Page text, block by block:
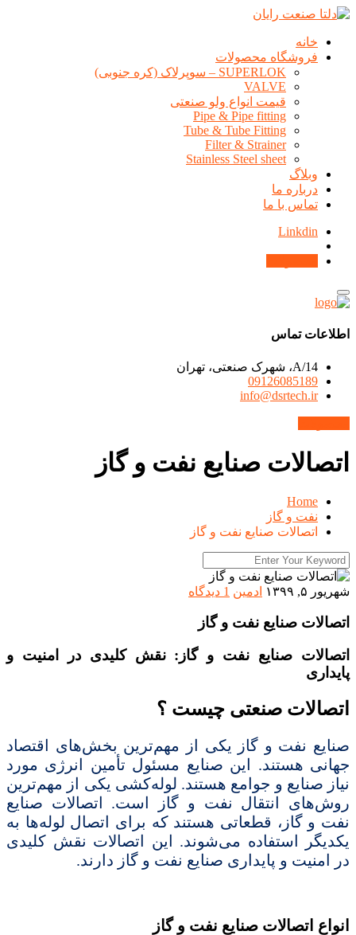
خانه
فروشگاه محصولات
SUPERLOK – سوپرلاک (کره جنوبی)
VALVE
قیمت انواع ولو صنعتی
Pipe & Pipe fitting
Tube & Tube Fitting
Filter & Strainer
Stainless Steel sheet
وبلاگ
درباره ما
تماس با ما
Linkdin
اطلاعات تماس
14/A، شهرک صنعتی، تهران
09126085189
info@dsrtech.ir
اتصالات صنایع نفت و گاز
Home
نفت و گاز
اتصالات صنایع نفت و گاز
شهریور ۵, ۱۳۹۹ ادمین 1 دیدگاه
اتصالات صنایع نفت و گاز
اتصالات صنایع نفت و گاز: نقش کلیدی در امنیت و
پایداری
اتصالات صنعتی چیست ؟
صنایع نفت و گاز یکی از مهم‌ترین بخش‌های اقتصاد
جهانی هستند. این صنایع مسئول تأمین انرژی مورد
نیاز صنایع و جوامع هستند. لوله‌کشی یکی از مهم‌ترین
روش‌های انتقال نفت و گاز است. اتصالات صنایع
نفت و گاز، قطعاتی هستند که برای اتصال لوله‌ها به
یکدیگر استفاده می‌شوند. این اتصالات نقش کلیدی
در امنیت و پایداری صنایع نفت و گاز دارند.
انواع اتصالات صنایع نفت و گاز